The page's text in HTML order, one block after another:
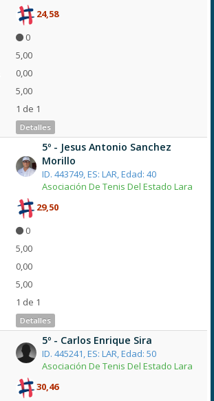
24,58
0
5,00
0,00
5,00
1 de 1
Detalles
5º - Jesus Antonio Sanchez
Morillo
ID. 443749, ES: LAR, Edad: 40
Asociación De Tenis Del Estado Lara
29,50
0
5,00
0,00
5,00
1 de 1
Detalles
5º - Carlos Enrique Sira
ID. 445241, ES: LAR, Edad: 50
Asociación De Tenis Del Estado Lara
30,46